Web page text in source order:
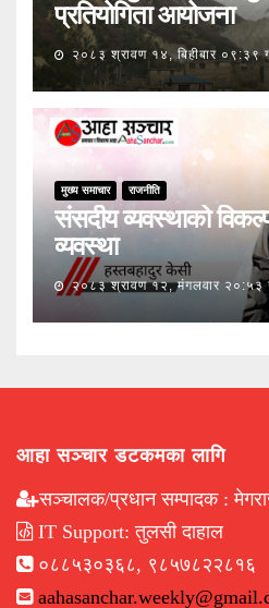
प्रतियोगिता आयोजना
२०८३ श्रावण १४, बिहीबार ०९:३९
मुख्य समाचार राजनीति
संसदीय व्यवस्थाको
व्यवस्था
२०८३ श्रावण १२, मंगलवार २०:५३
आहा सञ्चार डटकमका लागि
सञ्चालक/प्रधान सम्पादक :
IT Support: तुलसी दाहाल
०८८५३०३६८, ९८५७८२२८१६